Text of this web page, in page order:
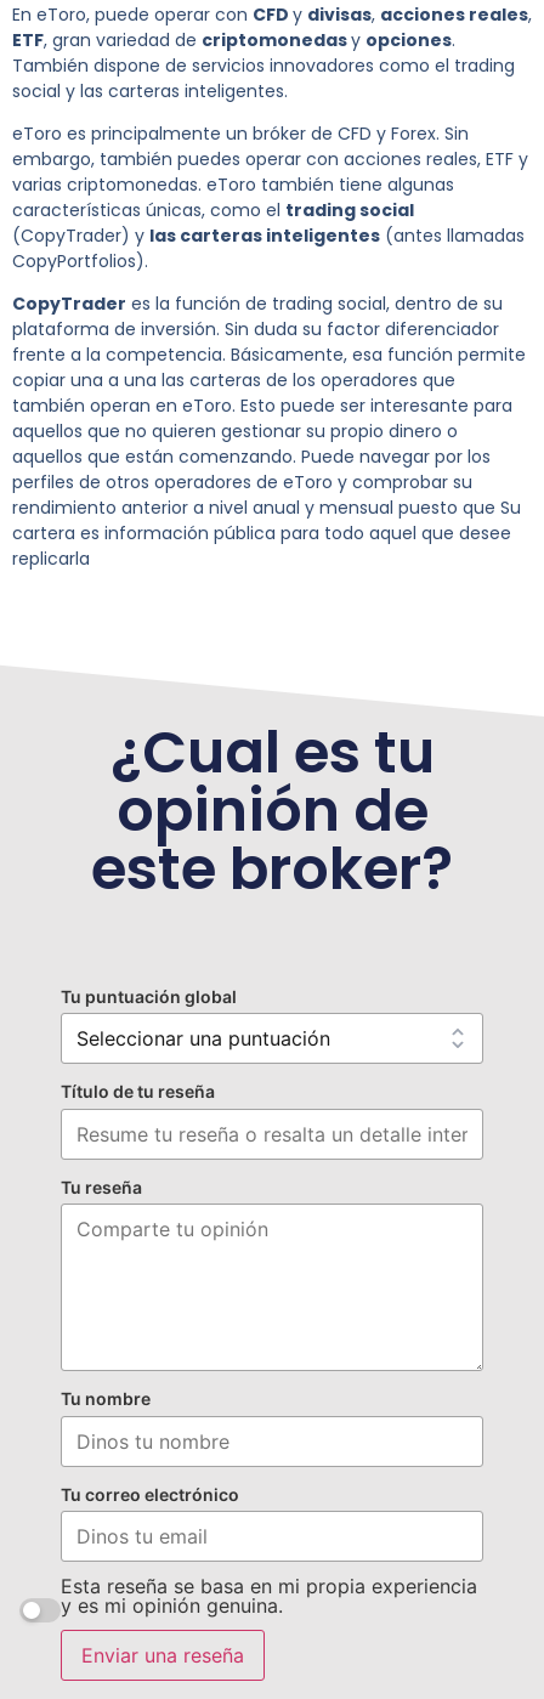
En eToro, puede operar con CFD y divisas, acciones reales,
ETF, gran variedad de criptomonedasy opciones.
También dispone de servicios innovadores como el trading
social y las carteras inteligentes.
eToro es principalmente un bróker de CFD y Forex. Sin
embargo, también puedes operar con acciones reales, ETF y
varias criptomonedas. eToro también tiene algunas
características únicas, como el trading social
(CopyTrader) y las carteras inteligentes (antes llamadas
CopyPortfolios).
CopyTrader es la función de trading social, dentro de su
plataforma de inversión. Sin duda su factor diferenciador
frente a la competencia. Básicamente, esa función permite
copiar una a una las carteras de los operadores que
también operan en eToro. Esto puede ser interesante para
aquellos que no quieren gestionar su propio dinero o
aquellos que están comenzando. Puede navegar por los
perfiles de otros operadores de eToro y comprobar su
rendimiento anterior a nivel anual y mensual puesto que Su
cartera es información pública para todo aquel que desee
replicarla
¿Cual es tu
opinión de
este broker?
Tu puntuación global
Título de tu reseña
Tu reseña
Tu nombre
Tu correo electrónico
Esta reseña se basa en mi propia experiencia
y es mi opinión genuina.
Enviar una reseña